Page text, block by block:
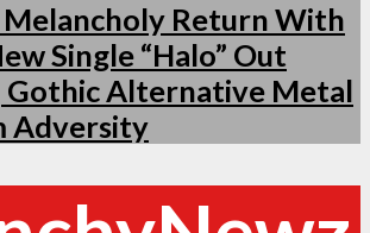
Melancholy Return With
Single “Halo” Out
Gothic Alternative Metal
Adversity